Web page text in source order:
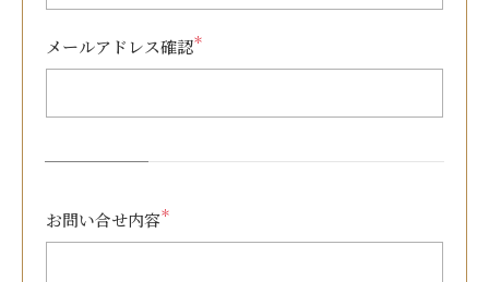
メールアドレス確認＊
お問い合せ内容＊